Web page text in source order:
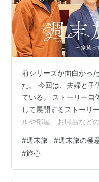
前シリーズが面白かっ
た。 今回は、夫婦と子
ている。 ストーリー自
して展開するストーリ
ルや部屋、お風呂など
グ参加中旅行
#週末旅 #週末旅の極
#旅心